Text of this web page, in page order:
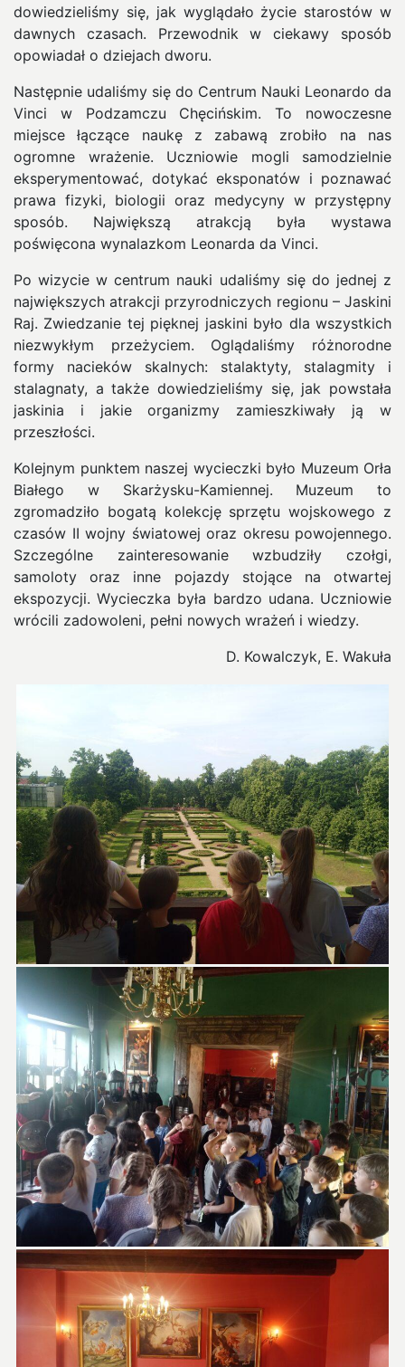
dowiedzieliśmy się, jak wyglądało życie starostów w
dawnych czasach. Przewodnik w ciekawy sposób
opowiadał o dziejach dworu.
Następnie udaliśmy się do Centrum Nauki Leonardo da
Vinci w Podzamczu Chęcińskim. To nowoczesne
miejsce łączące naukę z zabawą zrobiło na nas
ogromne wrażenie. Uczniowie mogli samodzielnie
eksperymentować, dotykać eksponatów i poznawać
prawa fizyki, biologii oraz medycyny w przystępny
sposób. Największą atrakcją była wystawa
poświęcona wynalazkom Leonarda da Vinci.
Po wizycie w centrum nauki udaliśmy się do jednej z
największych atrakcji przyrodniczych regionu – Jaskini
Raj. Zwiedzanie tej pięknej jaskini było dla wszystkich
niezwykłym przeżyciem. Oglądaliśmy różnorodne
formy nacieków skalnych: stalaktyty, stalagmity i
stalagnaty, a także dowiedzieliśmy się, jak powstała
jaskinia i jakie organizmy zamieszkiwały ją w
przeszłości.
Kolejnym punktem naszej wycieczki było Muzeum Orła
Białego w Skarżysku-Kamiennej. Muzeum to
zgromadziło bogatą kolekcję sprzętu wojskowego z
czasów II wojny światowej oraz okresu powojennego.
Szczególne zainteresowanie wzbudziły czołgi,
samoloty oraz inne pojazdy stojące na otwartej
ekspozycji. Wycieczka była bardzo udana. Uczniowie
wrócili zadowoleni, pełni nowych wrażeń i wiedzy.
D. Kowalczyk, E. Wakuła